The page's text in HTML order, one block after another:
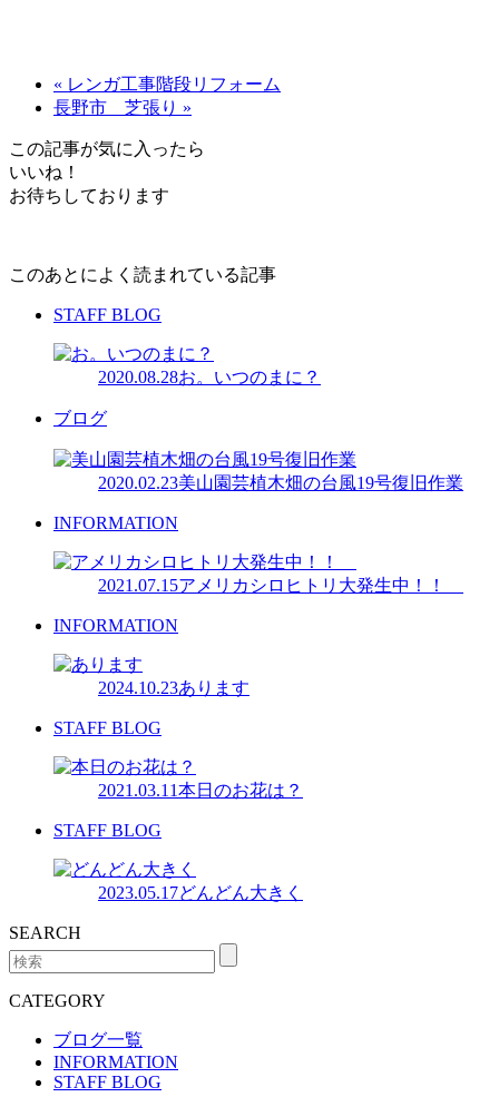
« レンガ工事階段リフォーム
長野市 芝張り »
この記事が気に入ったら
いいね！
お待ちしております
このあとによく読まれている記事
STAFF BLOG
2020.08.28お。いつのまに？
ブログ
2020.02.23美山園芸植木畑の台風19号復旧作業
INFORMATION
2021.07.15アメリカシロヒトリ大発生中！！
INFORMATION
2024.10.23あります
STAFF BLOG
2021.03.11本日のお花は？
STAFF BLOG
2023.05.17どんどん大きく
SEARCH
CATEGORY
ブログ一覧
INFORMATION
STAFF BLOG